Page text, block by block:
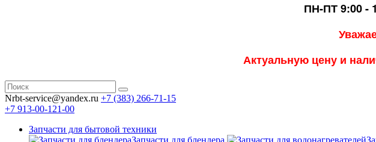
ПН-ПТ 9:00 -
Актуальную цену и
Nrbt-service@yandex.ru +7 (383) 266-71-15
+7 913-00-121-00
Запчасти для бытовой техники